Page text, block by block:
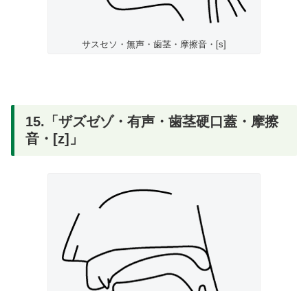
サスセソ・無声・歯茎・摩擦音・[s]
15.「ザズゼゾ・有声・歯茎硬口蓋・摩擦
音・[z]」